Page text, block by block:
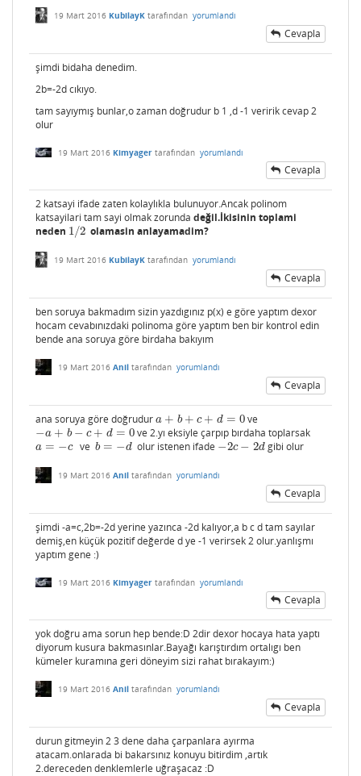
19 Mart 2016 KubilayK tarafından yorumlandı
Cevapla
şimdi bidaha denedim.
2b=-2d cıkıyo.
tam sayıymış bunlar,o zaman doğrudur b 1 ,d -1 veririk cevap 2
olur
19 Mart 2016 Kimyager tarafından yorumlandı
Cevapla
2 katsayi ifade zaten kolaylıkla bulunuyor.Ancak polinom
katsayilari tam sayi olmak zorunda değil.İkisinin toplami
neden 1/2
1/2 olamasin anlayamadim?
19 Mart 2016 KubilayK tarafından yorumlandı
Cevapla
ben soruya bakmadım sizin yazdıgınız p(x) e göre yaptım dexor
hocam cevabınızdaki polinoma göre yaptım ben bir kontrol edin
bende ana soruya göre birdaha bakıyım
19 Mart 2016 Anil tarafından yorumlandı
Cevapla
ana soruya göre doğrudur a + b + c + d = 0
a+b+c+d =0
ve
−a + b − c + d = 0
−a+ b− c+d= 0 ve 2.yı eksiyle çarpıp bırdaha toplarsak
a = −c
a=−c ve b = −d
b =− d olur istenen ifade −2c − 2d
−2c−2d gibi olur
19 Mart 2016 Anil tarafından yorumlandı
Cevapla
şimdi -a=c,2b=-2d yerine yazınca -2d kalıyor,a b c d tam sayılar
demiş,en küçük pozitif değerde d ye -1 verirsek 2 olur.yanlışmı
yaptım gene :)
19 Mart 2016 Kimyager tarafından yorumlandı
Cevapla
yok doğru ama sorun hep bende:D 2dir dexor hocaya hata yaptı
diyorum kusura bakmasınlar.Bayağı karıştırdım ortalıgı ben
kümeler kuramına geri döneyim sizi rahat bırakayım:)
19 Mart 2016 Anil tarafından yorumlandı
Cevapla
durun gitmeyin 2 3 dene daha çarpanlara ayırma
atacam.onlarada bi bakarsınız konuyu bitirdim ,artık
2.dereceden denklemlerle uğraşacaz :D